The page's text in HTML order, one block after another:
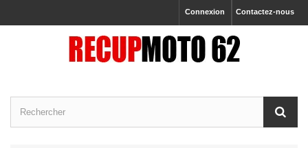
Contactez-nous
Connexion